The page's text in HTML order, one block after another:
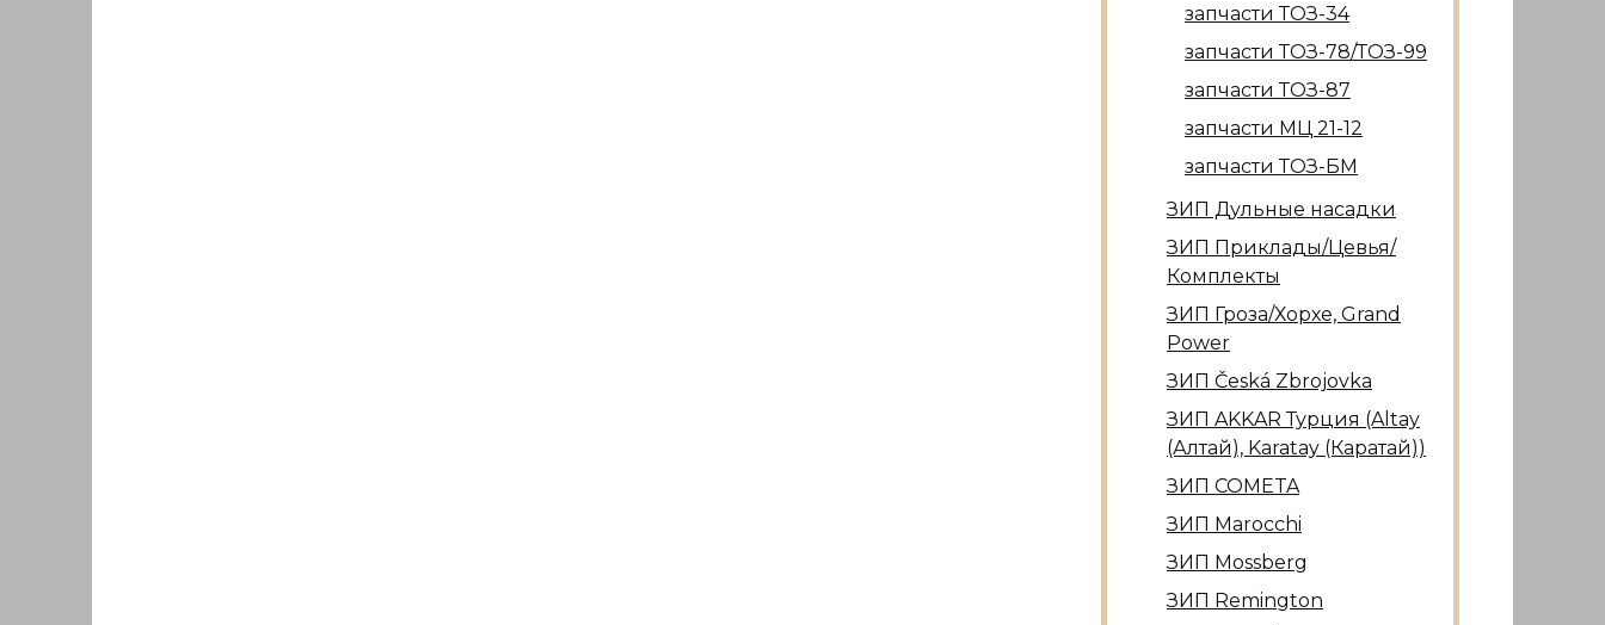
запчасти ТОЗ-34
запчасти ТОЗ-78/ТОЗ-99
запчасти ТОЗ-87
запчасти МЦ 21-12
запчасти ТОЗ-БМ
ЗИП Дульные насадки
ЗИП Приклады/Цевья/
Комплекты
ЗИП Гроза/Хорхе, Grand
Power
ЗИП Česká Zbrojovka
ЗИП AKKAR Турция (Altay
(Алтай), Karatay (Каратай))
ЗИП COMETA
ЗИП Marocсhi
ЗИП Mossberg
ЗИП Remington